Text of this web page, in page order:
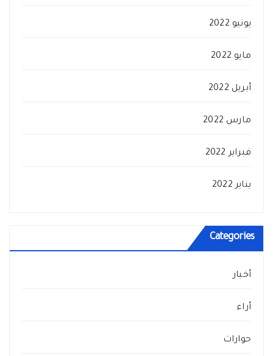
يونيو 2022
مايو 2022
أبريل 2022
مارس 2022
فبراير 2022
يناير 2022
Categories
أخبار
أراء
حوارات